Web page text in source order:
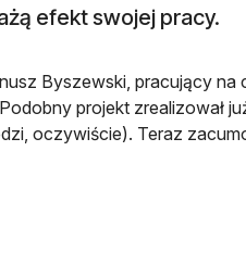
efekt swojej pracy.
Byszewski, pracujący na
projekt zrealizował
oczywiście). Teraz
się w nowej karcie